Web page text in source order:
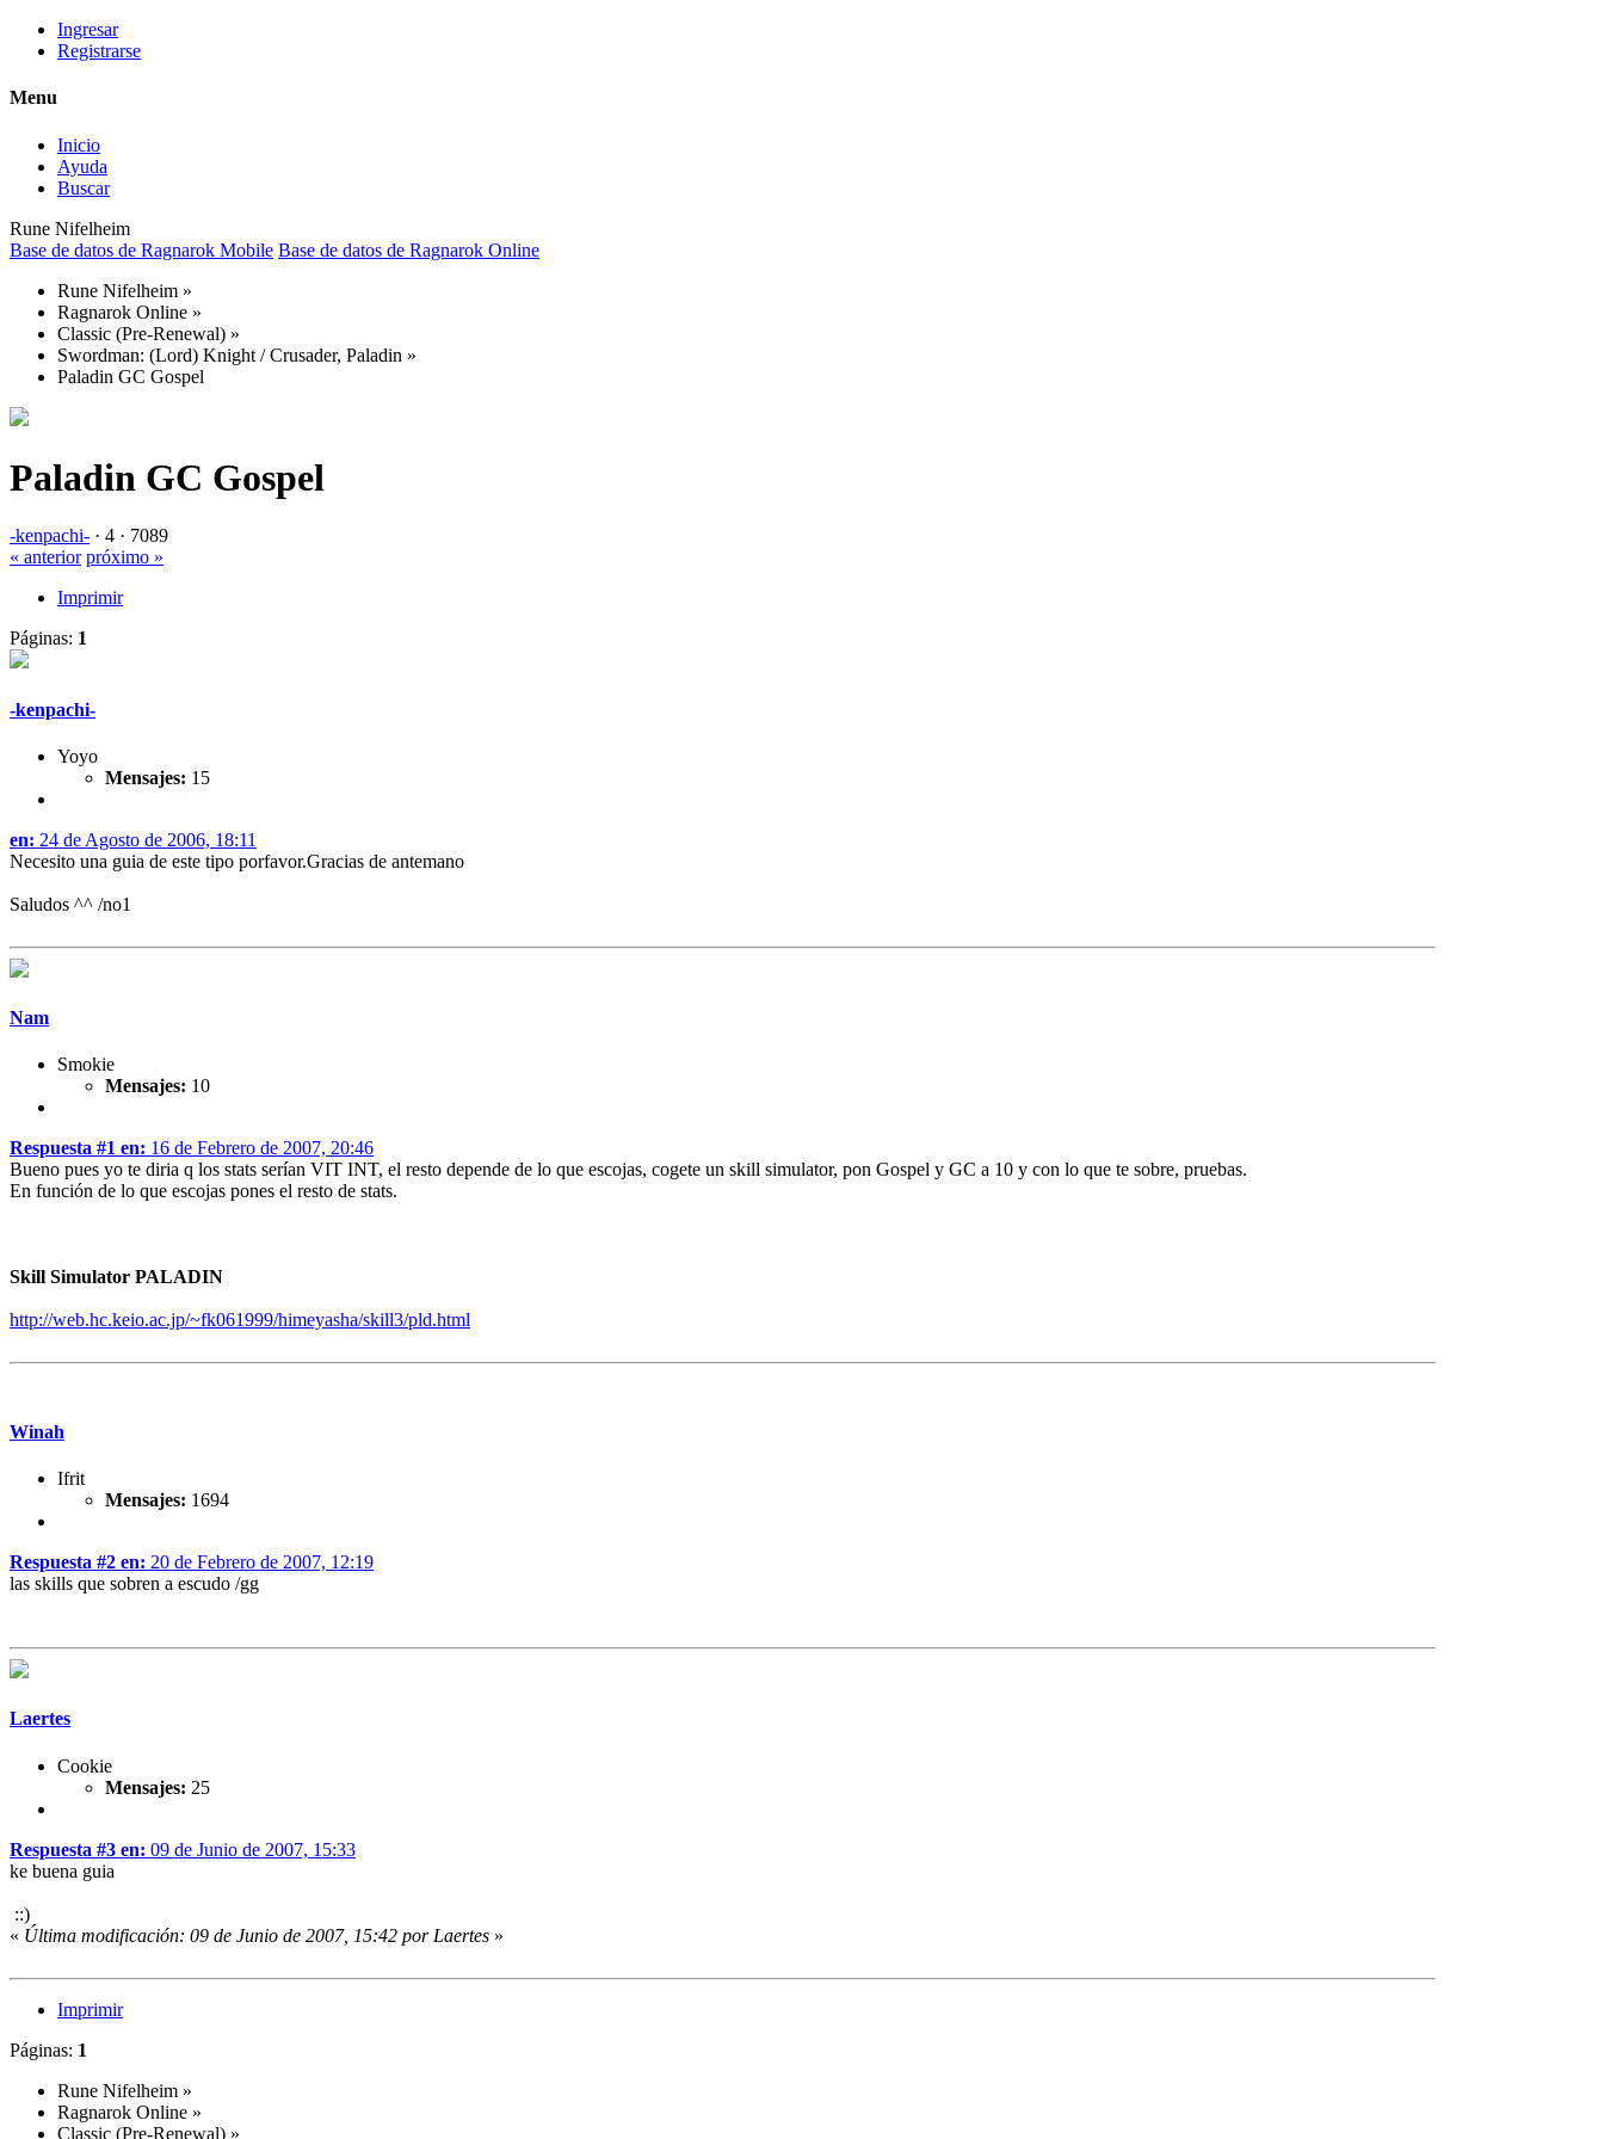
Ingresar
Registrarse
Menu
Inicio
Ayuda
Buscar
Rune Nifelheim
Base de datos de Ragnarok Mobile Base de datos de Ragnarok Online
Rune Nifelheim »
Ragnarok Online »
Classic (Pre-Renewal) »
Swordman: (Lord) Knight / Crusader, Paladin »
Paladin GC Gospel
Paladin GC Gospel
-kenpachi- · 4 · 7089
« anterior próximo »
Imprimir
Páginas: 1
-kenpachi-
Yoyo
Mensajes: 15
en: 24 de Agosto de 2006, 18:11
Necesito una guia de este tipo porfavor.Gracias de antemano
Saludos ^^ /no1
Nam
Smokie
Mensajes: 10
Respuesta #1 en: 16 de Febrero de 2007, 20:46
Bueno pues yo te diria q los stats serían VIT INT, el resto depende de lo que escojas, cogete un skill simulator, pon Gospel y GC a 10 y con lo que te sobre, pruebas.
En función de lo que escojas pones el resto de stats.
Skill Simulator PALADIN
http://web.hc.keio.ac.jp/~fk061999/himeyasha/skill3/pld.html
Winah
Ifrit
Mensajes: 1694
Respuesta #2 en: 20 de Febrero de 2007, 12:19
las skills que sobren a escudo /gg
Laertes
Cookie
Mensajes: 25
Respuesta #3 en: 09 de Junio de 2007, 15:33
ke buena guia
::)
« Última modificación: 09 de Junio de 2007, 15:42 por Laertes »
Imprimir
Páginas: 1
Rune Nifelheim »
Ragnarok Online »
Classic (Pre-Renewal) »